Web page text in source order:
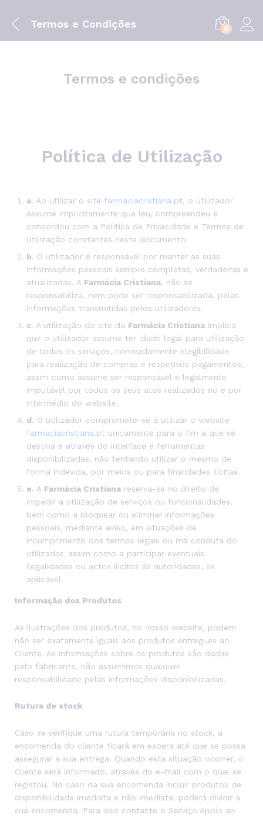
Termos e Condições 0
Termos e condições
Política de Utilização
a. Ao utilizar o site farmaciacristiana.pt, o utilizador
assume implicitamente que leu, compreendeu e
concordou com a Política de Privacidade e Termos de
Utilização constantes neste documento.
b. O utilizador é responsável por manter as suas
informações pessoais sempre completas, verdadeiras e
atualizadas. A Farmácia Cristiana, não se
responsabiliza, nem pode ser responsabilizada, pelas
informações transmitidas pelos utilizadores.
c. A utilização do site da Farmácia Cristiana implica
que o utilizador assume ter idade legal para utilização
de todos os serviços, nomeadamente elegibilidade
para realização de compras e respetivos pagamentos,
assim como assume ser responsável e legalmente
imputável por todos os seus atos realizados no e por
intermédio do website.
d. O utilizador compromete-se a utilizar o website
farmaciacristiana.pt unicamente para o fim a que se
destina e através do interface e ferramentas
disponibilizadas, não tentando utilizar o mesmo de
forma indevida, por meios ou para finalidades ilícitas.
e. A Farmácia Cristiana reserva-se no direito de
impedir a utilização de serviços ou funcionalidades,
bem como a bloquear ou eliminar informações
pessoais, mediante aviso, em situações de
incumprimento dos termos legais ou má conduta do
utilizador, assim como a participar eventuais
ilegalidades ou actos ilícitos às autoridades, se
aplicável.
Informação dos Produtos
As ilustrações dos produtos, no nosso website, podem
não ser exatamente iguais aos produtos entregues ao
Cliente. As informações sobre os produtos são dadas
pelo fabricante, não assumimos qualquer
responsabilidade pelas informações disponibilizadas.
Rutura de stock
Caso se verifique uma rutura temporária no stock, a
encomenda do cliente ficará em espera até que se possa
assegurar a sua entrega. Quando esta situação ocorrer, o
Cliente será informado, através do e-mail com o qual se
registou. No caso da sua encomenda incluir produtos de
disponibilidade imediata e não imediata, poderá dividir a
sua encomenda. Para isso contacte o Serviço Apoio ao